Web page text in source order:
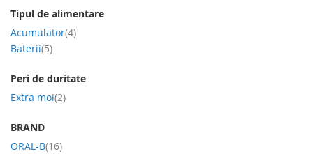
Tipul de alimentare
Acumulator 4produs
Baterii 5produs
Peri de duritate
Extra moi 2produs
BRAND
ORAL-B 16produs